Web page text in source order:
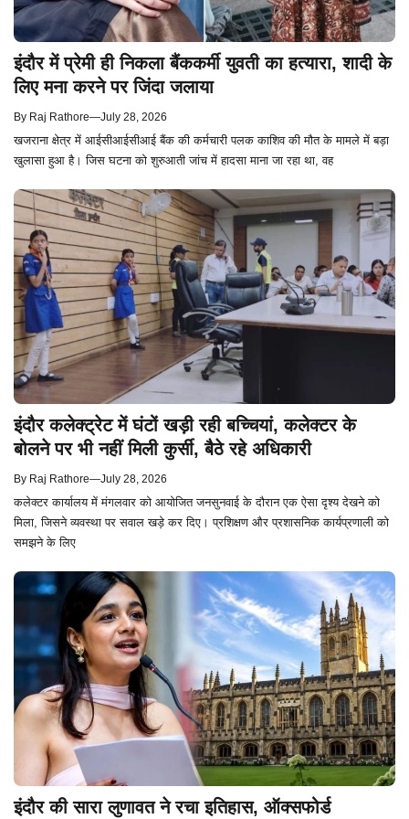
इंदौर में प्रेमी ही निकला बैंककर्मी युवती का हत्यारा, शादी के
लिए मना करने पर जिंदा जलाया
By Raj Rathore—July 28, 2026
खजराना क्षेत्र में आईसीआईसीआई बैंक की कर्मचारी पलक काशिव की मौत के मामले में बड़ा
खुलासा हुआ है। जिस घटना को शुरुआती जांच में हादसा माना जा रहा था, वह
इंदौर कलेक्ट्रेट में घंटों खड़ी रही बच्चियां, कलेक्टर के
बोलने पर भी नहीं मिली कुर्सी, बैठे रहे अधिकारी
By Raj Rathore—July 28, 2026
कलेक्टर कार्यालय में मंगलवार को आयोजित जनसुनवाई के दौरान एक ऐसा दृश्य देखने को
मिला, जिसने व्यवस्था पर सवाल खड़े कर दिए। प्रशिक्षण और प्रशासनिक कार्यप्रणाली को
समझने के लिए
इंदौर की सारा लुणावत ने रचा इतिहास, ऑक्सफोर्ड